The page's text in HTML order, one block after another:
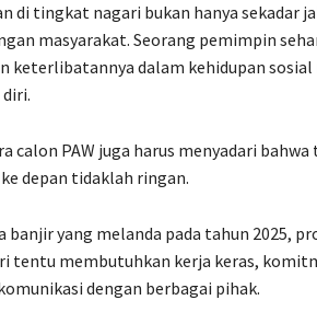
di tingkat nagari bukan hanya sekadar
masyarakat. Seorang pemimpin
keterlibatannya dalam kehidupan
calon PAW juga harus menyadari
depan tidaklah ringan.
banjir yang melanda pada tahun 2025,
tentu membutuhkan kerja keras,
dengan berbagai pihak.